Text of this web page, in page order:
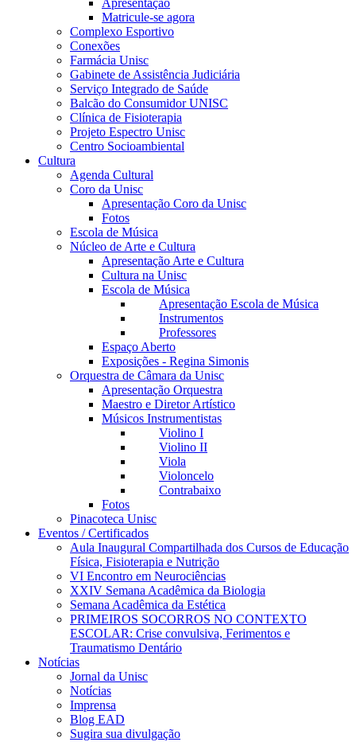
Apresentação
Matricule-se agora
Complexo Esportivo
Conexões
Farmácia Unisc
Gabinete de Assistência Judiciária
Serviço Integrado de Saúde
Balcão do Consumidor UNISC
Clínica de Fisioterapia
Projeto Espectro Unisc
Centro Socioambiental
Cultura
Agenda Cultural
Coro da Unisc
Apresentação Coro da Unisc
Fotos
Escola de Música
Núcleo de Arte e Cultura
Apresentação Arte e Cultura
Cultura na Unisc
Escola de Música
Apresentação Escola de Música
Instrumentos
Professores
Espaço Aberto
Exposições - Regina Simonis
Orquestra de Câmara da Unisc
Apresentação Orquestra
Maestro e Diretor Artístico
Músicos Instrumentistas
Violino I
Violino II
Viola
Violoncelo
Contrabaixo
Fotos
Pinacoteca Unisc
Eventos / Certificados
Aula Inaugural Compartilhada dos Cursos de Educação
Física, Fisioterapia e Nutrição
VI Encontro em Neurociências
XXIV Semana Acadêmica da Biologia
Semana Acadêmica da Estética
PRIMEIROS SOCORROS NO CONTEXTO
ESCOLAR: Crise convulsiva, Ferimentos e
Traumatismo Dentário
Notícias
Jornal da Unisc
Notícias
Imprensa
Blog EAD
Sugira sua divulgação